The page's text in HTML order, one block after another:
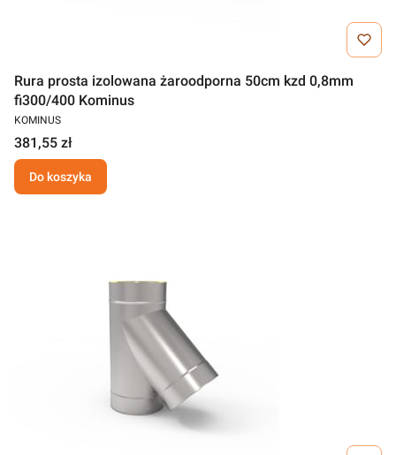
Rura prosta izolowana żaroodporna 50cm kzd 0,8mm
fi300/400 Kominus
KOMINUS
381,55 zł
Do koszyka